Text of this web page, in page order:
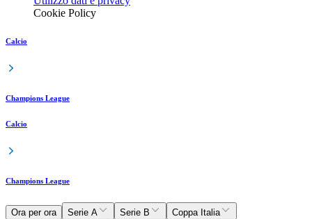
Cookie Policy
Calcio
Champions League
Calcio
Champions League
Ora per ora Serie A Serie B
Coppa Italia